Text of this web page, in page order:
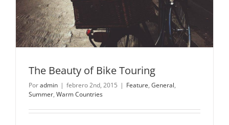
The Beauty of Bike Touring
Poradmin | febrero 2nd, 2015 | Feature, General,
Summer, Warm Countries